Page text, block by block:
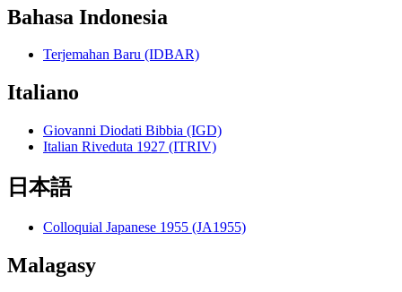
Bahasa Indonesia
Terjemahan Baru (IDBAR)
Italiano
Giovanni Diodati Bibbia (IGD)
Italian Riveduta 1927 (ITRIV)
日本語
Colloquial Japanese 1955 (JA1955)
Malagasy